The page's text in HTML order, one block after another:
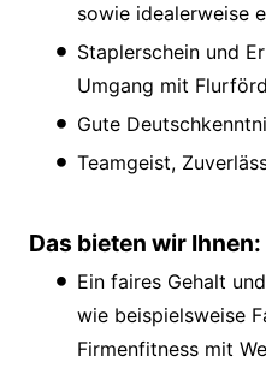
sowie idealerweise
Staplerschein und
Umgang mit
Gute
Teamgeist,
Das bieten wir Ihnen:
Ein faires Gehalt
wie beispielsweise
Firmenfitness mit